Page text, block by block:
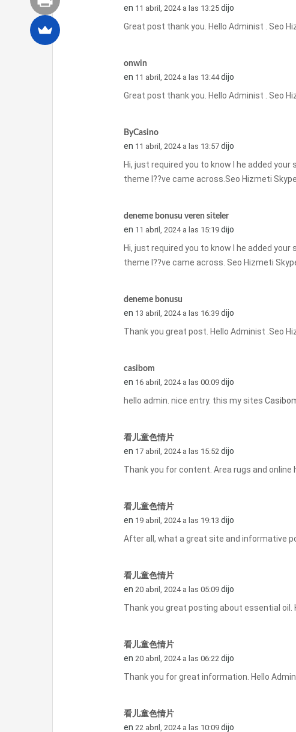
en 11 abril, 2024 a las 13:25 dijo
Great post thank you. Hello Administ . Seo
onwin
en 11 abril, 2024 a las 13:44dijo
Great post thank you. Hello Administ . Seo
ByCasino
en 11 abril, 2024 a las 13:57 dijo
Hi, just required you to know I he added
theme I??ve came across.Seo Hizmeti
deneme bonusu veren siteler
en 11 abril, 2024 a las 15:19 dijo
Hi, just required you to know I he added
theme I??ve came across. Seo Hizmeti
deneme bonusu
en 13 abril, 2024 a las 16:39 dijo
Thank you great post. Hello Administ .Seo
casibom
en 16 abril, 2024 a las 00:09 dijo
hello admin. nice entry. this my sites
看儿童色情片
en 17 abril, 2024 a las 15:52 dijo
Thank you for content. Area rugs and online
看儿童色情片
en 19 abril, 2024 a las 19:13 dijo
After all, what a great site and informative
看儿童色情片
en 20 abril, 2024 a las 05:09 dijo
Thank you great posting about essential oil.
看儿童色情片
en 20 abril, 2024 a las 06:22 dijo
Thank you for great information. Hello
看儿童色情片
en 22 abril, 2024 a las 10:09 dijo